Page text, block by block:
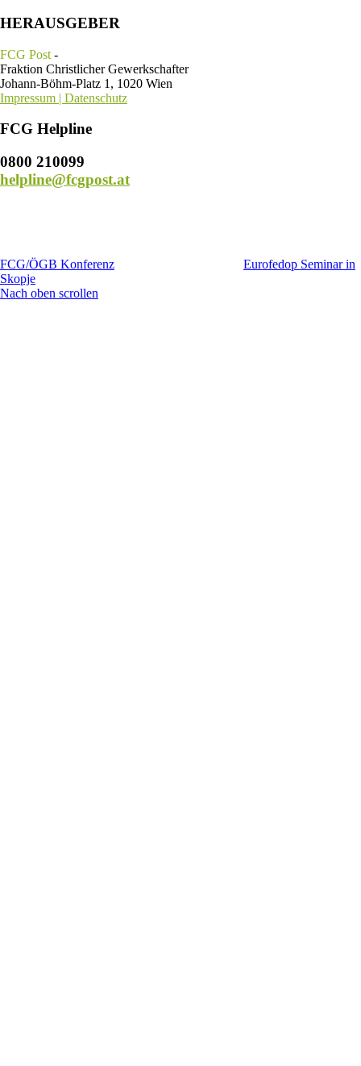
HERAUSGEBER
FCG Post -
Fraktion Christlicher Gewerkschafter
Johann-Böhm-Platz 1, 1020 Wien
Impressum | Datenschutz
FCG Helpline
0800 210099
helpline@fcgpost.at
FCG/ÖGB Konferenz
Eurofedop Seminar in
Skopje
Nach oben scrollen